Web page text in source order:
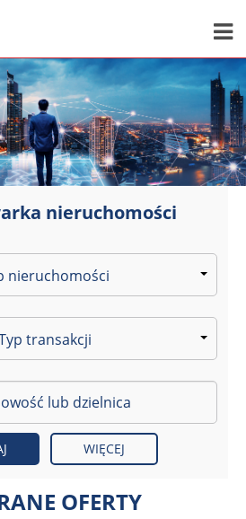
nieruchomości
nieruchomości
transakcji
WIĘCEJ
OFERTY